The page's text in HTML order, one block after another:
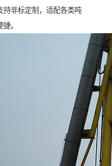
持非标定制，适配各类吨
。